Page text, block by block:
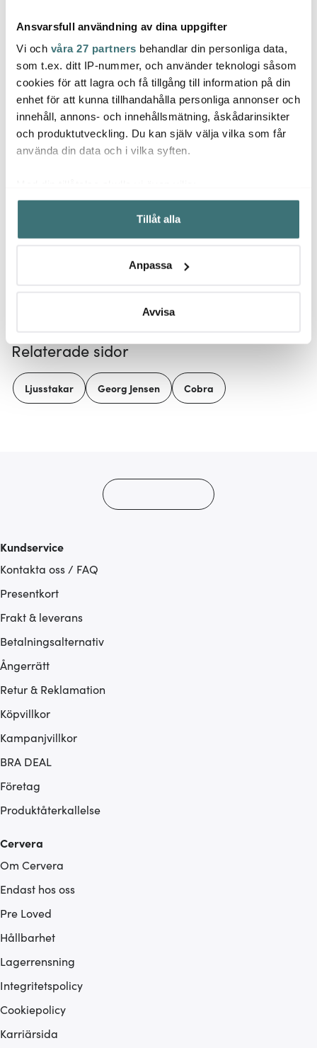
Ansvarsfull användning av dina uppgifter
Vi och våra 27 partners behandlar din personliga data,
som t.ex. ditt IP-nummer, och använder teknologi såsom
cookies för att lagra och få tillgång till information på din
enhet för att kunna tillhandahålla personliga annonser och
innehåll, annons- och innehållsmätning, åskådarinsikter
och produktutveckling. Du kan själv välja vilka som får
använda din data och i vilka syften.
Samla in information om din geografiska plats som
kan ha en noggrannhet på upp till flera meter
Identifiera din enhet genom att aktivt skanna den för
Ta reda på mer om hur dina personliga uppgifter
Du kan ändra eller dra tillbaka ditt samtycke när som
Vi använder cookies för att innehållet och annonserna
ska anpassas efter det som vi tror att du tycker om. Det
gör också att vi kan analysera vår trafik och göra
Tillåt alla
Anpassa
Avvisa
Georg Jensen
Blockljus 25x6 cm 2-
pack
299 kr
Georg Jensen
Bernadotte Mjölkkanna
23 cl
799 kr
Låt dig inspireras av våra kunder
Relaterade sidor
Ljusstakar Georg Jensen Cobra
Kundservice
Kontakta oss / FAQ
Presentkort
Frakt & leverans
Betalningsalternativ
Ångerrätt
Retur & Reklamation
Köpvillkor
Kampanjvillkor
BRA DEAL
Företag
Produktåterkallelse
Cervera
Om Cervera
Endast hos oss
Pre Loved
Hållbarhet
Lagerrensning
Integritetspolicy
Cookiepolicy
Karriärsida